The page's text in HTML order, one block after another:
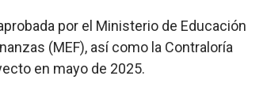
por el Ministerio de Educación
(MEF), así como la Contraloría
en mayo de 2025.